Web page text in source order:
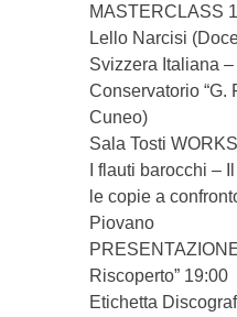
MASTERCLASS
Lello Narcisi
Svizzera Italiana
Conservatorio “G.
Cuneo)
Sala Tosti
I flauti barocchi –
le copie a
Piovano
Riscoperto” 19:00
Etichetta